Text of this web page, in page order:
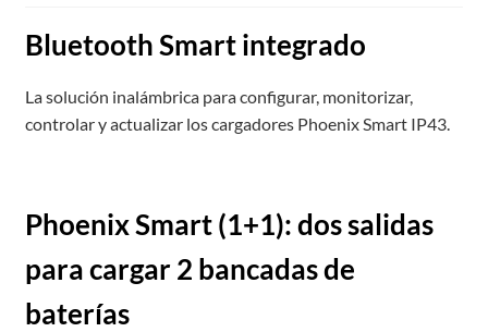
Bluetooth Smart integrado
La solución inalámbrica para configurar, monitorizar,
controlar y actualizar los cargadores Phoenix Smart IP43.
Phoenix Smart (1+1): dos salidas
para cargar 2 bancadas de
baterías